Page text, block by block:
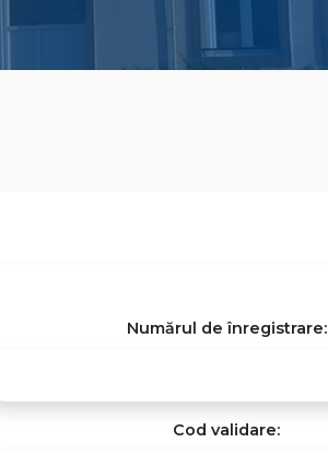
Numărul de înregistrare:
Cod validare: